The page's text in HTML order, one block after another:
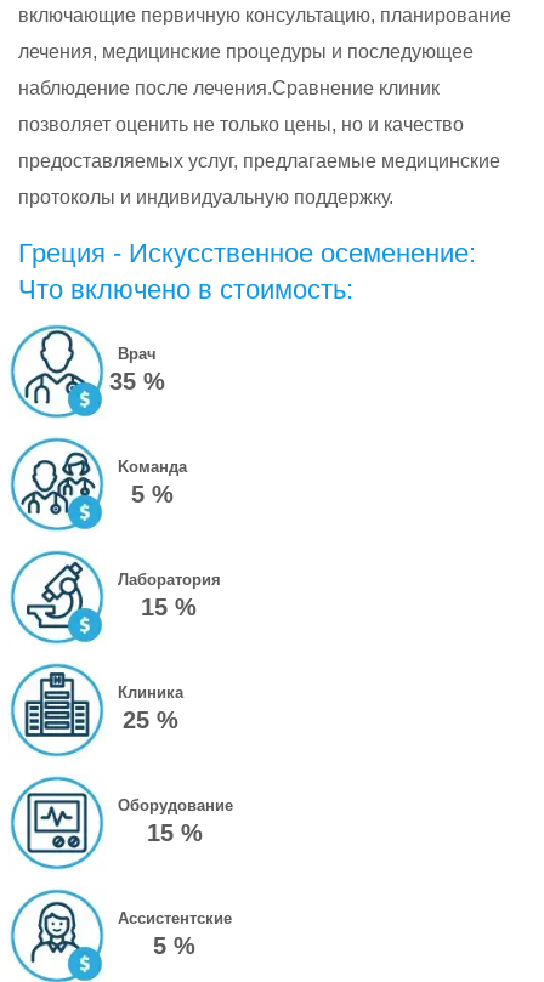
включающие первичную консультацию, планирование
лечения, медицинские процедуры и последующее
наблюдение после лечения.Сравнение клиник
позволяет оценить не только цены, но и качество
предоставляемых услуг, предлагаемые медицинские
протоколы и индивидуальную поддержку.
Греция - Искусственное осеменение:
Что включено в стоимость:
Врач
35 %
Kоманда
5 %
Лаборатория
15 %
Клиника
25 %
Оборудование
15 %
Ассистентские
5 %